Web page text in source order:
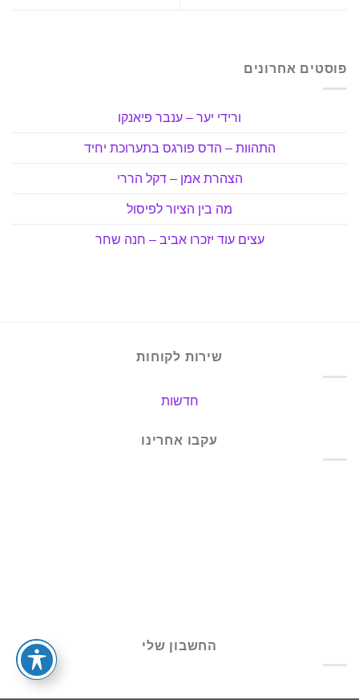
פוסטים אחרונים
ורידי יער – ענבר פיאנקו
התהוות – הדס פורגס בתערוכת יחיד
הצהרת אמן – דקל הררי
מה בין הציור לפיסול
עצים עוד יזכרו אביב – חנה שחר
שירות לקוחות
חדשות
עקבו אחרינו
החשבון שלי